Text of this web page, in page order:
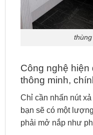
Công nghệ hiện
thông minh,
Chỉ cần nhấn nút
bạn sẽ có một
phải mở nắp như